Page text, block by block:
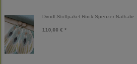
Dirndl Stoffpaket Rock Spenzer Nathalie
110,00 € *